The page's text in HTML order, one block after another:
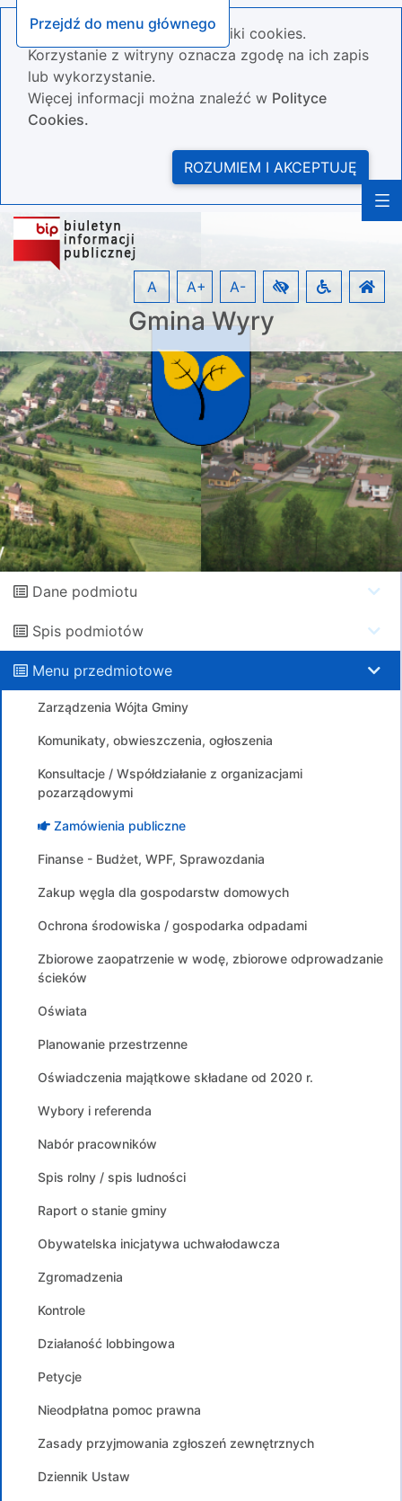
Przejdź do menu głównego
Nasza strona wykorzystuje pliki cookies.
Korzystanie z witryny oznacza zgodę na ich zapis
lub wykorzystanie.
Więcej informacji można znaleźć w Polityce
Cookies.
ROZUMIEM I AKCEPTUJĘ
Gmina Wyry
A A+ A-
Dane podmiotu
Spis podmiotów
Menu przedmiotowe
Zarządzenia Wójta Gminy
Komunikaty, obwieszczenia, ogłoszenia
Konsultacje / Współdziałanie z organizacjami
pozarządowymi
Zamówienia publiczne
Finanse - Budżet, WPF, Sprawozdania
Zakup węgla dla gospodarstw domowych
Ochrona środowiska / gospodarka odpadami
Zbiorowe zaopatrzenie w wodę, zbiorowe odprowadzanie
ścieków
Oświata
Planowanie przestrzenne
Oświadczenia majątkowe składane od 2020 r.
Wybory i referenda
Nabór pracowników
Spis rolny / spis ludności
Raport o stanie gminy
Obywatelska inicjatywa uchwałodawcza
Zgromadzenia
Kontrole
Działaność lobbingowa
Petycje
Nieodpłatna pomoc prawna
Zasady przyjmowania zgłoszeń zewnętrznych
Dziennik Ustaw